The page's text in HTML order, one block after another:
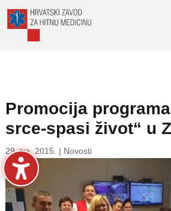
Promocija
srce-spasi život“ u
29. tra. 2015. | Novosti